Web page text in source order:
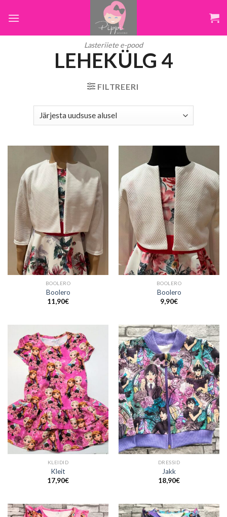
Lasteriiete e-pood
LEHEKÜLG 4
FILTREERI
BOOLERO
Boolero
11,90€
BOOLERO
Boolero
9,90€
KLEIDID
Kleit
17,90€
DRESSID
Jakk
18,90€